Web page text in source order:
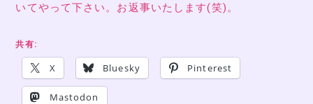
いてやって下さい。お返事いたします(笑)。
共有:
X Bluesky Pinterest
Mastodon